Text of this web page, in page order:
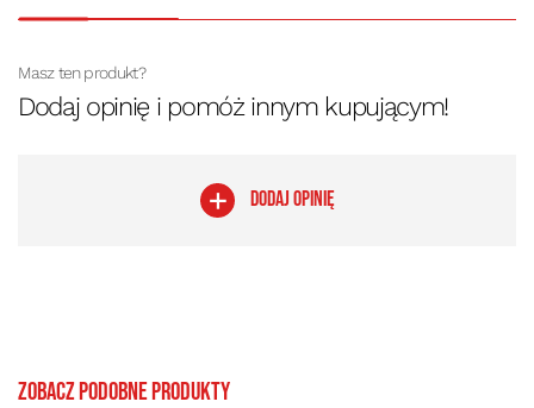
Masz ten produkt?
Dodaj opinię i pomóż innym kupującym!
DODAJ OPINIĘ
Zobacz podobne produkty